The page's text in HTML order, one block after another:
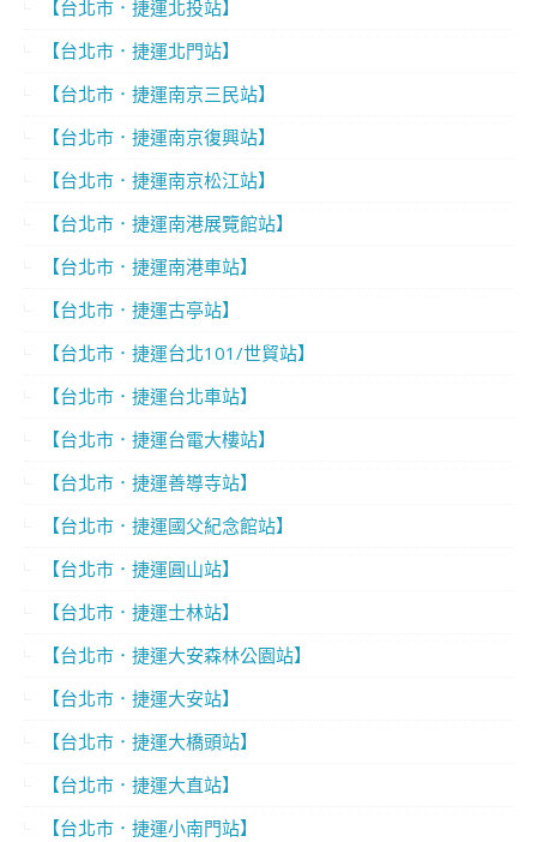
【台北市．捷運北投站】
【台北市．捷運北門站】
【台北市．捷運南京三民站】
【台北市．捷運南京復興站】
【台北市．捷運南京松江站】
【台北市．捷運南港展覽館站】
【台北市．捷運南港車站】
【台北市．捷運古亭站】
【台北市．捷運台北101/世貿站】
【台北市．捷運台北車站】
【台北市．捷運台電大樓站】
【台北市．捷運善導寺站】
【台北市．捷運國父紀念館站】
【台北市．捷運圓山站】
【台北市．捷運士林站】
【台北市．捷運大安森林公園站】
【台北市．捷運大安站】
【台北市．捷運大橋頭站】
【台北市．捷運大直站】
【台北市．捷運小南門站】